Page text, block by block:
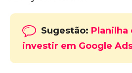
Sugestão: Planilha
investir em Google